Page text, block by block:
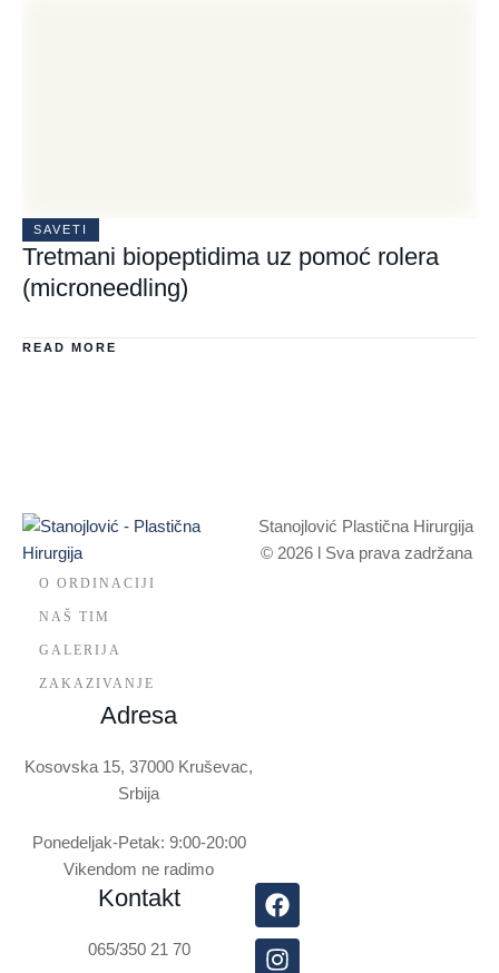
SAVETI
Tretmani biopeptidima uz pomoć rolera
(microneedling)
READ MORE
O ORDINACIJI
NAŠ TIM
GALERIJA
ZAKAZIVANJE
Adresa
Kosovska 15, 37000 Kruševac,
Srbija
Ponedeljak-Petak: 9:00-20:00
Vikendom ne radimo
Kontakt
065/350 21 70
Stanojlović Plastična Hirurgija
© 2026 l Sva prava zadržana